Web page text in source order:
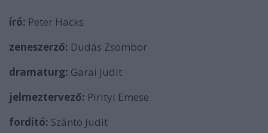
író: Peter Hacks
zeneszerző: Dudás Zsombor
dramaturg: Garai Judit
jelmeztervező: Pirityi Emese
fordító: Szántó Judit